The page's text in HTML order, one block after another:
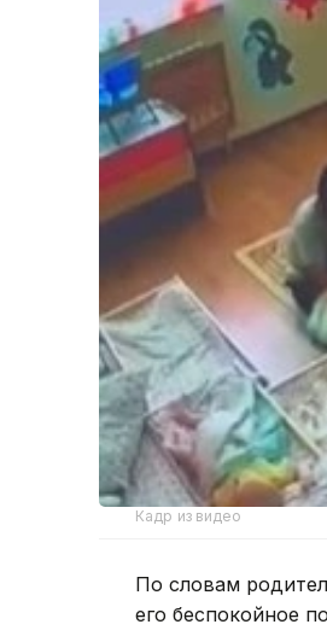
Кадр из видео
По словам
его беспокойное